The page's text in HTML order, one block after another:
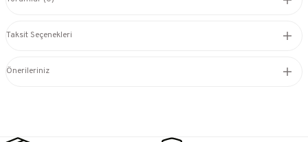
Taksit Seçenekleri
Önerileriniz